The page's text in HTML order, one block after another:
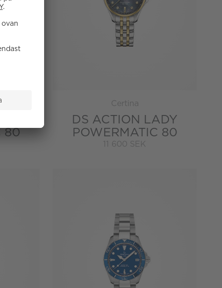
80
Certina
DS ACTION LADY
POWERMATIC 80
11 600 SEK